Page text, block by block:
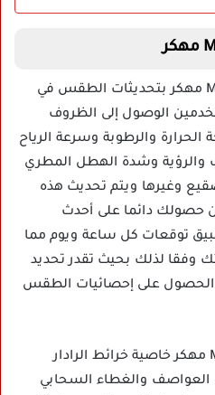
يمتاز تطبيق Meteum Weather مهكر بتحديثات الطقس في
الوصول إلى الظروف
الحرارة والرطوبة وسرعة الرياح
والرؤية وشدة الهطل المطري
وغيرها ويتم تحديث هذه
حصولك دائما على أحدث
توقعات كل ساعة ويوم مما
لذلك بحيث تقدر تحديد
على إحصائيات الطقس
يوفر تطبيق Meteum Weather مهكر خاصية خرائط الرادار
العواصف والغطاء السحابي